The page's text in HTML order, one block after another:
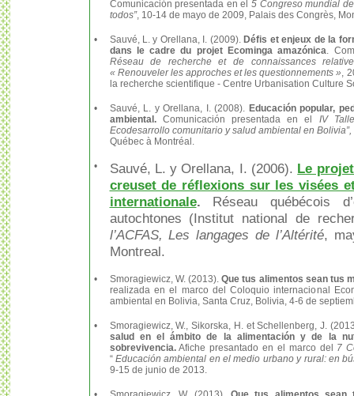
Comunicación presentada en el5 Congreso mundial
todos”, 10-14 de mayo de 2009, Palais des Congrès,
• Sauvé, L. y Orellana, I. (2009). Défis et enjeux de la
dans le cadre du projet Ecominga amazónica.
Réseau de recherche et de connaissances
« Renouveler les approches et les questionnements »,
la recherche scientifique - Centre Urbanisation Culture
• Sauvé, L. y Orellana, I. (2008). Educación popular,
ambiental. Comunicación presentada en el IV
Ecodesarrollo comunitario y salud ambiental en Bolivia”,
Québec à Montréal.
• Sauvé, L. y Orellana, I. (2006). Le
creuset de réflexions sur les visées
internationale. Réseau québécois
autochtones (Institut national de
l’ACFAS, Les langages de l’Altérité,
Montreal.
• Smoragiewicz, W. (2013).Que tus alimentos sean tus
realizada en el marco del Coloquio internacional
ambiental en Bolivia, Santa Cruz, Bolivia, 4-6 de
•
Smoragiewicz, W., Sikorska, H. et Schellenberg, J.
salud en el ámbito de la alimentación y de la
sobrevivencia.Afiche presantado en el marco del 7
“ Educación ambiental en el medio urbano y rural: en
9-15 de junio de 2013.